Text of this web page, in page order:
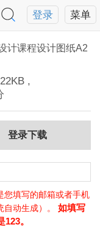
菜单
登录
计课程设计图纸A2
,
登录下载
您填写的邮箱或者手机
动生成）。 如填写
。